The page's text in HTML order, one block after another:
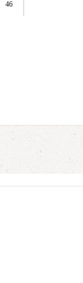
46